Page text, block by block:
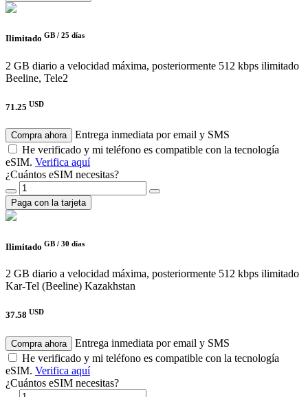
Ilimitado GB / 25 días
2 GB diario a velocidad máxima, posteriormente 512 kbps ilimitado
Beeline, Tele2
71.25 USD
Compra ahora
Entrega inmediata por email y SMS
He verificado y mi teléfono es compatible con la tecnología
eSIM. Verifica aquí
¿Cuántos eSIM necesitas?
Paga con la tarjeta
Ilimitado GB / 30 días
2 GB diario a velocidad máxima, posteriormente 512 kbps ilimitado
Kar-Tel (Beeline) Kazakhstan
37.58 USD
Compra ahora
Entrega inmediata por email y SMS
He verificado y mi teléfono es compatible con la tecnología
eSIM. Verifica aquí
¿Cuántos eSIM necesitas?